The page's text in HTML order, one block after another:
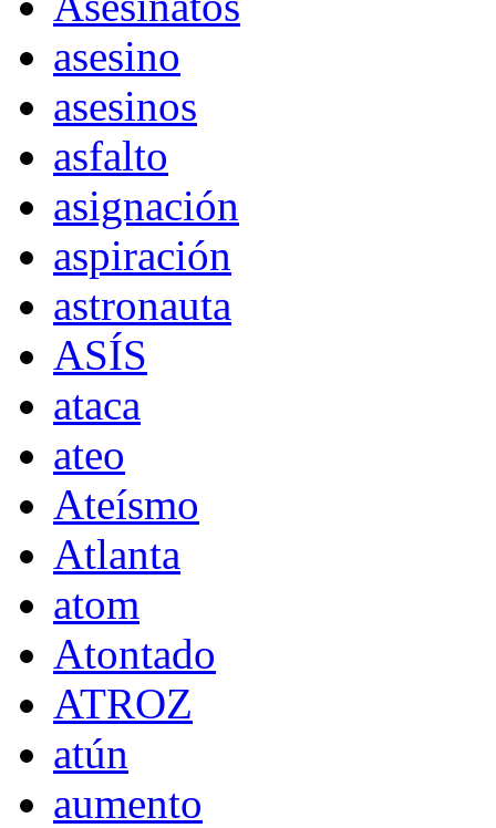
asesino
asesinos
asfalto
asignación
aspiración
astronauta
ASÍS
ataca
ateo
Ateísmo
Atlanta
atom
Atontado
ATROZ
atún
aumento